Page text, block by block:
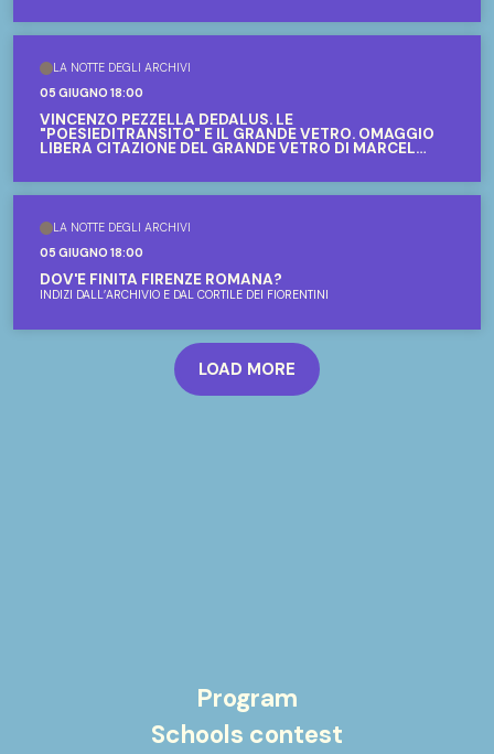
LA NOTTE DEGLI ARCHIVI
05 GIUGNO 18:00
VINCENZO PEZZELLA DEDALUS. LE
"POESIEDITRANSITO" E IL GRANDE VETRO. OMAGGIO
LIBERA CITAZIONE DEL GRANDE VETRO DI MARCEL
LA NOTTE DEGLI ARCHIVI
05 GIUGNO 18:00
DOV'È FINITA FIRENZE ROMANA?
INDIZI DALL’ARCHIVIO E DAL CORTILE DEI FIORENTINI
LOAD MORE
Program
Schools contest